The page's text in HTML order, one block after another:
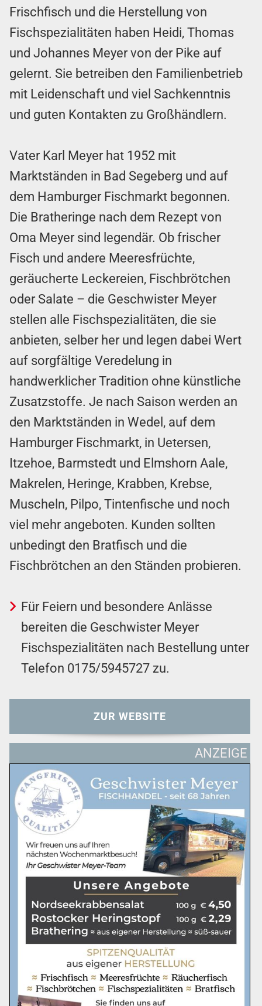
Frischfisch und die Herstellung von
Fischspezialitäten haben Heidi, Thomas
und Johannes Meyer von der Pike auf
gelernt. Sie betreiben den Familienbetrieb
mit Leidenschaft und viel Sachkenntnis
und guten Kontakten zu Großhändlern.
Vater Karl Meyer hat 1952 mit
Marktständen in Bad Segeberg und auf
dem Hamburger Fischmarkt begonnen.
Die Bratheringe nach dem Rezept von
Oma Meyer sind legendär. Ob frischer
Fisch und andere Meeresfrüchte,
geräucherte Leckereien, Fischbrötchen
oder Salate – die Geschwister Meyer
stellen alle Fischspezialitäten, die sie
anbieten, selber her und legen dabei Wert
auf sorgfältige Veredelung in
handwerklicher Tradition ohne künstliche
Zusatzstoffe. Je nach Saison werden an
den Marktständen in Wedel, auf dem
Hamburger Fischmarkt, in Uetersen,
Itzehoe, Barmstedt und Elmshorn Aale,
Makrelen, Heringe, Krabben, Krebse,
Muscheln, Pilpo, Tintenfische und noch
viel mehr angeboten. Kunden sollten
unbedingt den Bratfisch und die
Fischbrötchen an den Ständen probieren.
Für Feiern und besondere Anlässe
bereiten die Geschwister Meyer
Fischspezialitäten nach Bestellung unter
Telefon 0175/5945727 zu.
ZUR WEBSITE
ANZEIGE